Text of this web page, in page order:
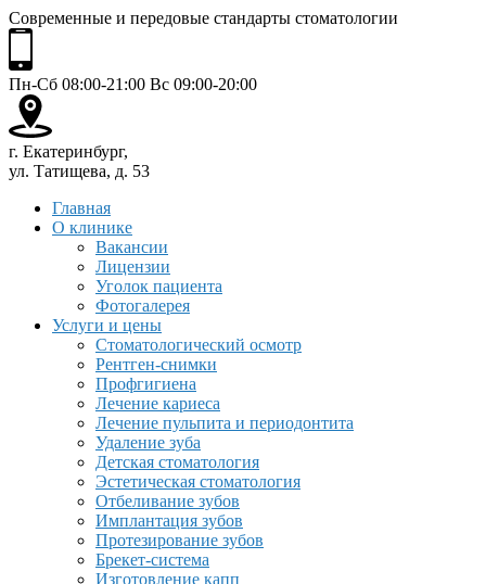
Современные и передовые стандарты стоматологии
Пн-Сб 08:00-21:00 Вс 09:00-20:00
г. Екатеринбург,
ул. Татищева, д. 53
Главная
О клинике
Вакансии
Лицензии
Уголок пациента
Фотогалерея
Услуги и цены
Стоматологический осмотр
Рентген-снимки
Профгигиена
Лечение кариеса
Лечение пульпита и периодонтита
Удаление зуба
Детская стоматология
Эстетическая стоматология
Отбеливание зубов
Имплантация зубов
Протезирование зубов
Брекет-система
Изготовление капп